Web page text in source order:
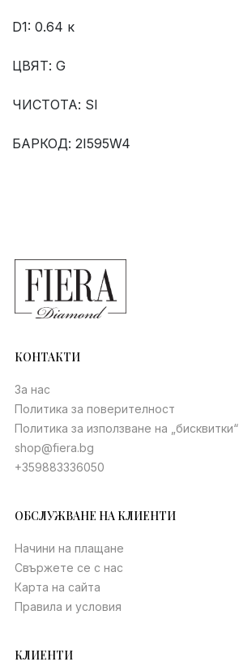
D1: 0.64 к
ЦВЯТ: G
ЧИСТОТА: SI
БАРКОД: 2I595W4
КОНТАКТИ
За нас
Политика за поверителност
Политика за използване на „бисквитки“
shop@fiera.bg
+359883336050
ОБСЛУЖВАНЕ НА КЛИЕНТИ
Начини на плащане
Свържете се с нас
Карта на сайта
Правила и условия
КЛИЕНТИ